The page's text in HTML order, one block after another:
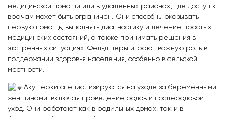
медицинской помощи или в удаленных районах, где доступ к
врачам может быть ограничен. Они способны оказывать
первую помощь, выполнять диагностику и лечение простых
медицинских состояний, а также принимать решения в
экстренных ситуациях. Фельдшеры играют важную роль в
поддержании здоровья населения, особенно в сельской
местности.
Акушерки специализируются на уходе за беременными
женщинами, включая проведение родов и послеродовой
уход. Они работают как в родильных домах, так и в